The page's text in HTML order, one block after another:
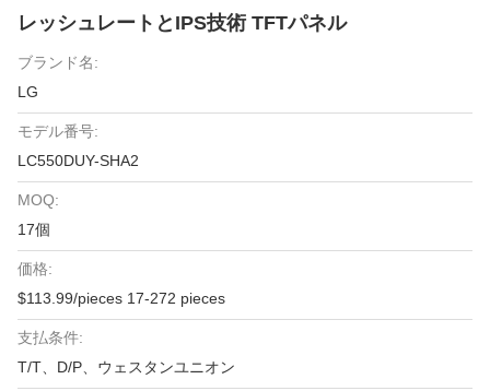
レッシュレートとIPS技術 TFTパネル
ブランド名:
LG
モデル番号:
LC550DUY-SHA2
MOQ:
17個
価格:
$113.99/pieces 17-272 pieces
支払条件:
T/T、D/P、ウェスタンユニオン